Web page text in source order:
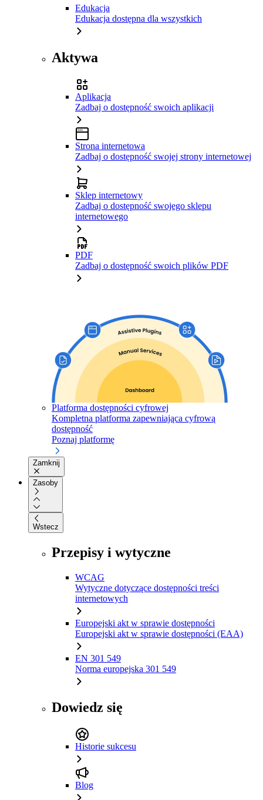
Edukacja
Edukacja dostępna dla wszystkich
Aktywa
Aplikacja
Zadbaj o dostępność swoich aplikacji
Strona internetowa
Zadbaj o dostępność swojej strony internetowej
Sklep internetowy
Zadbaj o dostępność swojego sklepu
internetowego
PDF
Zadbaj o dostępność swoich plików PDF
Platforma dostępności cyfrowej
Kompletna platforma zapewniająca cyfrową
dostępność
Poznaj platformę
Zamknij
Zasoby
Wstecz
Przepisy i wytyczne
WCAG
Wytyczne dotyczące dostępności treści
internetowych
Europejski akt w sprawie dostępności
Europejski akt w sprawie dostępności (EAA)
EN 301 549
Norma europejska 301 549
Dowiedz się
Historie sukcesu
Blog